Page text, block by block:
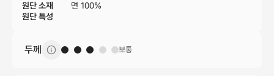
원단 소재
면 100%
원단 특성
두께 보통